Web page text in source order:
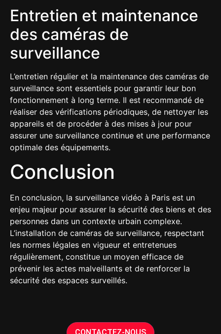
Entretien et maintenance
des caméras de
surveillance
L’entretien régulier et la maintenance des caméras de
surveillance sont essentiels pour garantir leur bon
fonctionnement à long terme. Il est recommandé de
réaliser des vérifications périodiques, de nettoyer les
appareils et de procéder à des mises à jour pour
assurer une surveillance continue et une performance
optimale des équipements.
Conclusion
En conclusion, la surveillance vidéo à Paris est un
enjeu majeur pour assurer la sécurité des biens et des
personnes dans un contexte urbain complexe.
L’installation de caméras de surveillance, respectant
les normes légales en vigueur et entretenues
régulièrement, constitue un moyen efficace de
prévenir les actes malveillants et de renforcer la
sécurité des espaces surveillés.